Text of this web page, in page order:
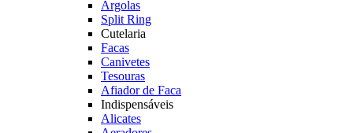
Argolas
Split Ring
Cutelaria
Facas
Canivetes
Tesouras
Afiador de Faca
Indispensáveis
Alicates